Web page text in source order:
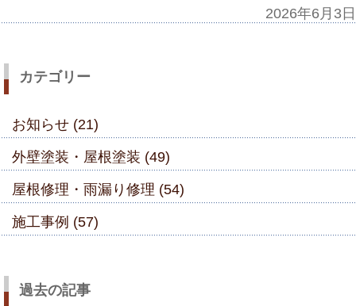
2026年6月3日
カテゴリー
お知らせ (21)
外壁塗装・屋根塗装 (49)
屋根修理・雨漏り修理 (54)
施工事例 (57)
過去の記事